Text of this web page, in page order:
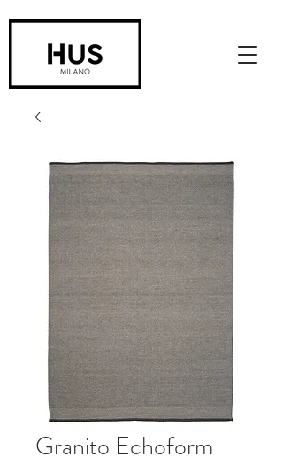
Granito Echoform